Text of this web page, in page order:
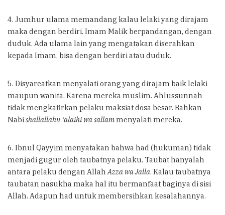
4. Jumhur ulama memandang kalau lelaki yang dirajam
maka dengan berdiri. Imam Malik berpandangan, dengan
duduk. Ada ulama lain yang mengatakan diserahkan
kepada Imam, bisa dengan berdiri atau duduk.
5. Disyareatkan menyalati orang yang dirajam baik lelaki
maupun wanita. Karena mereka muslim. Ahlussunnah
tidak mengkafirkan pelaku maksiat dosa besar. Bahkan
Nabishallallahu ‘alaihi wa sallammenyalati mereka.
6. Ibnul Qayyim menyatakan bahwa had (hukuman) tidak
menjadi gugur oleh taubatnya pelaku. Taubat hanyalah
antara pelaku dengan AllahAzza wa Jalla. Kalau taubatnya
taubatan nasukha maka hal itu bermanfaat baginya di sisi
Allah. Adapun had untuk membersihkan kesalahannya.